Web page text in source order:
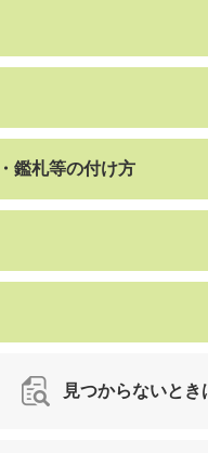
鑑札等の付け方
見つからないとき